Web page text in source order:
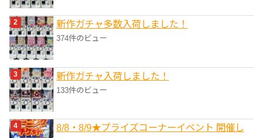
新作ガチャ多数入荷しました！
374件のビュー
新作ガチャ入荷しました！
133件のビュー
8/8・8/9★プライズコーナーイベント 開催し